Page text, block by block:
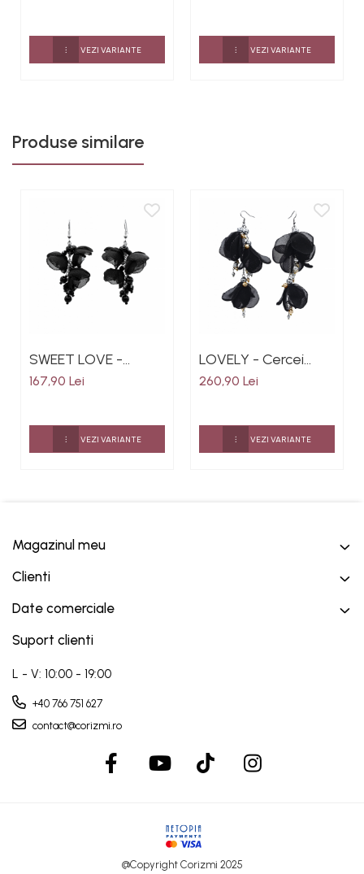
aurii
VEZI VARIANTE VEZI VARIANTE
Produse similare
SWEET LOVE -
Cercei eleganti cu
perle si cristale
167,90 Lei
VEZI VARIANTE
LOVELY - Cercei
foarte lungi
negru, perle argintii
aurii, inox
260,90 Lei
VEZI VARIANTE
Magazinul meu
Clienti
Date comerciale
Suport clienti
L - V: 10:00 - 19:00
+40 766 751 627
contact@corizmi.ro
@Copyright Corizmi 2025